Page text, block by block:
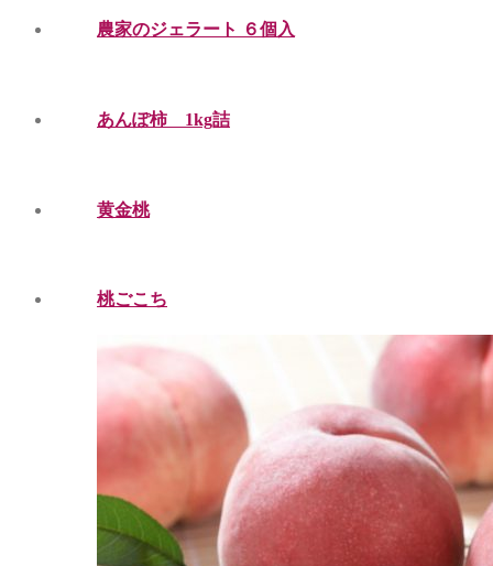
農家のジェラート ６個入
あんぽ柿 1kg詰
黄金桃
桃ごこち